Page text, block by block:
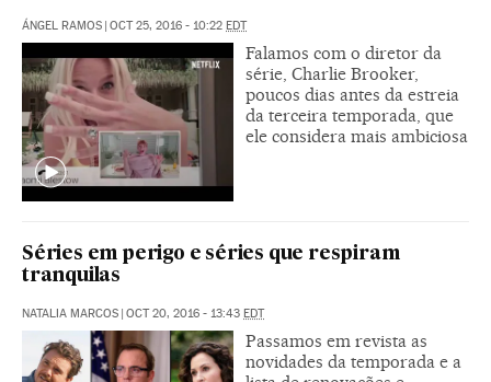
ÁNGEL RAMOS OCT 25, 2016 - 10:22 EDT
Falamos com o diretor da
série, Charlie Brooker,
poucos dias antes da estreia
da terceira temporada, que
ele considera mais ambiciosa
Séries em perigo e séries que respiram
tranquilas
NATALIA MARCOS | OCT 20, 2016 - 13:43 EDT
Passamos em revista as
novidades da temporada e a